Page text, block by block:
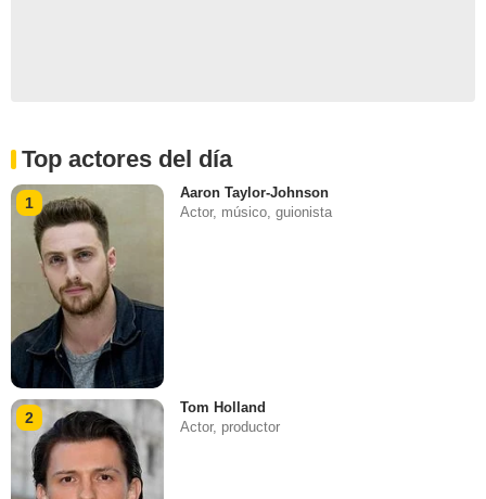
Top actores del día
1
Aaron Taylor-Johnson
Actor, músico, guionista
2
Tom Holland
Actor, productor